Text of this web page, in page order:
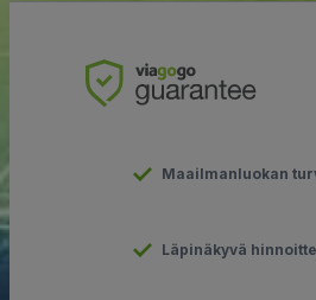
Maailmanluokan
Läpinäkyvä